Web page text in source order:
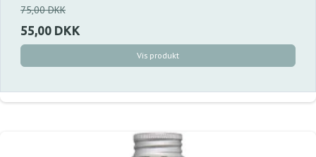
75,00 DKK
55,00 DKK
Vis produkt